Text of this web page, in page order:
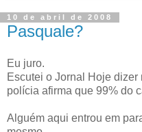
10 de abril de 2008
Pasquale?
Eu juro.
Escutei o Jornal Hoje dizer
polícia afirma que 99% do
Alguém aqui entrou em